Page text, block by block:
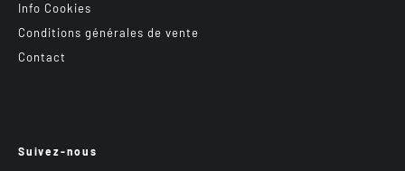
Info Cookies
Conditions générales de vente
Contact
Suivez-nous